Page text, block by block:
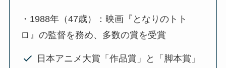
・1988年（47歳）：映画『となりのトト
ロ』の監督を務め、多数の賞を受賞
日本アニメ大賞「作品賞」と「脚本賞」